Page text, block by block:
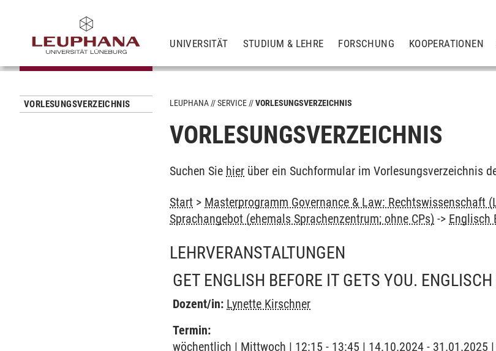
UNIVERSITÄT STUDIUM & LEHRE FORSCHUNG KOOPERATIONEN
VORLESUNGSVERZEICHNIS LEUPHANA SERVICE VORLESUNGSVERZEICHNIS
VORLESUNGSVERZEICHNIS
Suchen Sie hier über ein Suchformular im Vorlesungsverzeichnis
Start > Masterprogramm Governance & Law: Rechtswissenschaft
Sprachangebot (ehemals Sprachenzentrum; ohne CPs) -> Englisch
LEHRVERANSTALTUNGEN
GET ENGLISH BEFORE IT GETS YOU. ENGLISCH
Dozent/in: Lynette Kirschner
Termin:
wöchentlich | Mittwoch | 12:15 - 13:45 | 14.10.2024 - 31.01.2025